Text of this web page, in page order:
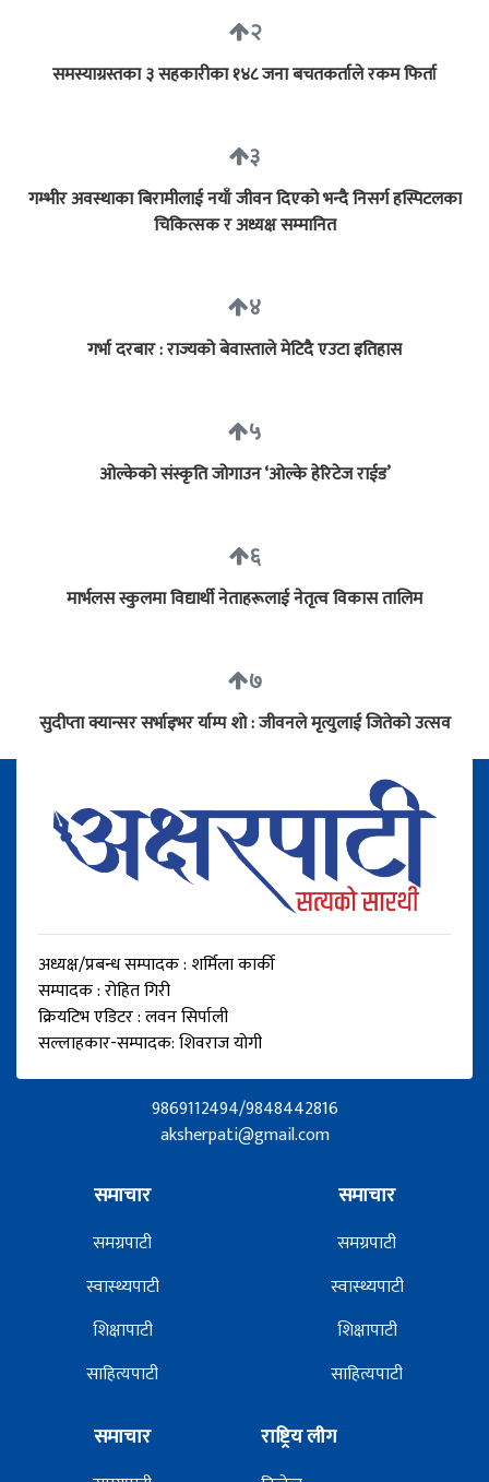
२
समस्याग्रस्तका ३ सहकारीका १४८ जना बचतकर्ताले रकम फिर्ता
३
गम्भीर अवस्थाका बिरामीलाई नयाँ जीवन दिएको भन्दै निसर्ग हस्पिटलका
चिकित्सक र अध्यक्ष सम्मानित
४
गर्भा दरबार : राज्यको बेवास्ताले मेटिदै एउटा इतिहास
५
ओल्केको संस्कृति जोगाउन ‘ओल्के हेरिटेज राईड’
६
मार्भलस स्कुलमा विद्यार्थी नेताहरूलाई नेतृत्व विकास तालिम
७
सुदीप्ता क्यान्सर सर्भाइभर र्याम्प शो : जीवनले मृत्युलाई जितेको उत्सव
अध्यक्ष/प्रबन्ध सम्पादक : शर्मिला कार्की
सम्पादक : रोहित गिरी
क्रियटिभ एडिटर : लवन सिर्पाली
सल्लाहकार-सम्पादक: शिवराज योगी
9869112494/9848442816
aksherpati@gmail.com
समाचार
समग्रपाटी
स्वास्थ्यपाटी
शिक्षापाटी
साहित्यपाटी
समाचार
समग्रपाटी
स्वास्थ्यपाटी
शिक्षापाटी
साहित्यपाटी
समाचार राष्ट्रिय लीग